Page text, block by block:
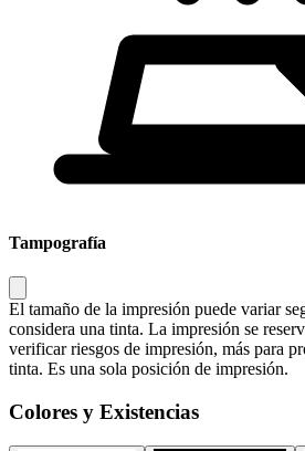
Tampografía
El tamaño de la impresión puede variar
considera una tinta. La impresión se
verificar riesgos de impresión, más para
tinta. Es una sola posición de impresión.
Colores y Existencias